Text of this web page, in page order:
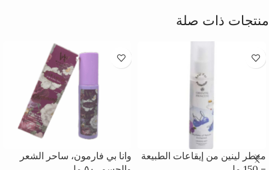
منتجات ذات صلة
معطر لينين من إيقاعات الطبيعة
وانا بي فارمون، ساحر الشعر